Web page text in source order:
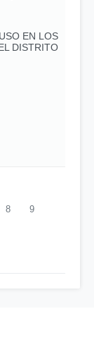
EN LOS
DISTRITO
8 9